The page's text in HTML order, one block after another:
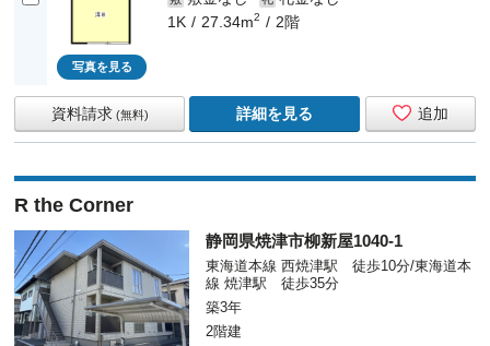
写真を見る
1K
27.34m2 2階
追加
資料請求 (無料) 詳細を見る
R the Corner
静岡県焼津市柳新屋1040-1
東海道本線 西焼津駅 徒歩10分/東海道本
線 焼津駅 徒歩35分
築3年
2階建